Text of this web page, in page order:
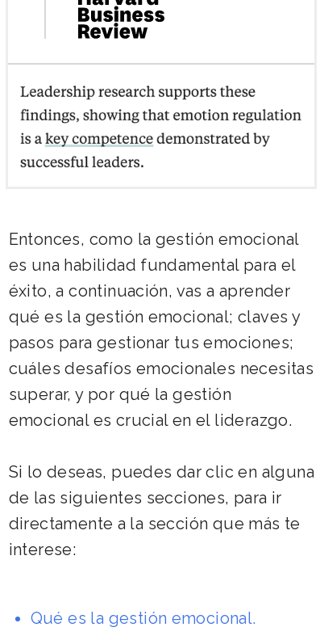
Qué es la gestión emocional.
Entonces, como la gestión emocional
es una habilidad fundamental para el
éxito, a continuación, vas a aprender
qué es la gestión emocional; claves y
pasos para gestionar tus emociones;
cuáles desafíos emocionales necesitas
superar, y por qué la gestión
emocional es crucial en el liderazgo.
Si lo deseas, puedes dar clic en alguna
de las siguientes secciones, para ir
directamente a la sección que más te
interese: